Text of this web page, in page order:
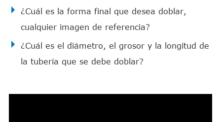
¿Cuál es la forma final que desea doblar,
cualquier imagen de referencia?
¿Cuál es el diámetro, el grosor y la longitud de
la tubería que se debe doblar?